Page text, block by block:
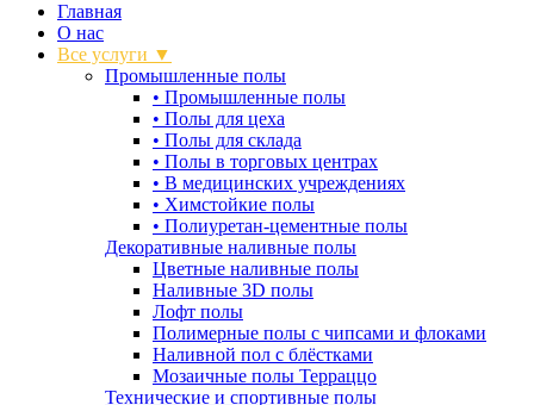
Главная
О нас
Все услуги ▼
Промышленные полы
• Промышленные полы
• Полы для цеха
• Полы для склада
• Полы в торговых центрах
• В медицинских учреждениях
• Химстойкие полы
• Полиуретан-цементные полы
Декоративные наливные полы
Цветные наливные полы
Наливные 3D полы
Лофт полы
Полимерные полы с чипсами и флоками
Наливной пол с блёстками
Мозаичные полы Терраццо
Технические и спортивные полы